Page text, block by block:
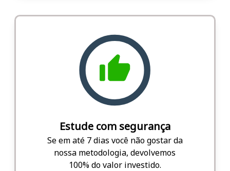
Estude com segurança
Se em até 7 dias você não gostar da
nossa metodologia, devolvemos
100% do valor investido.